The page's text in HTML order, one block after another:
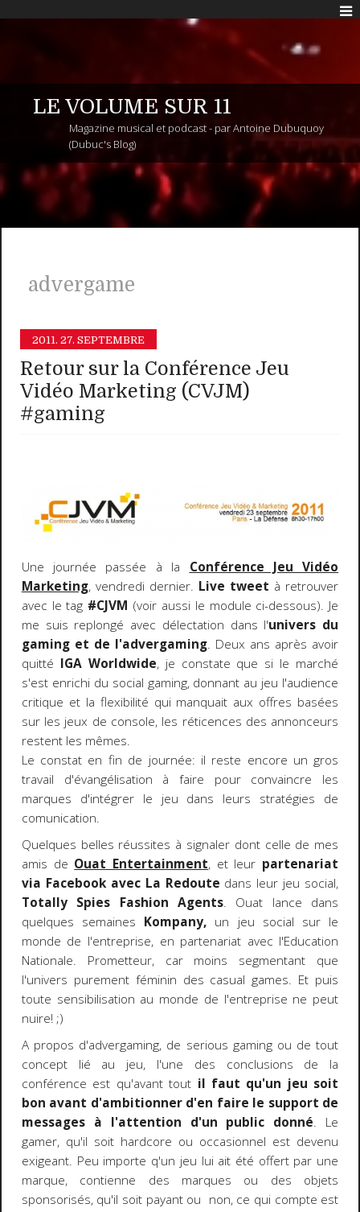
LE VOLUME SUR 11
Magazine musical et podcast - par Antoine Dubuquoy
(Dubuc's Blog)
advergame
2011. 27. SEPTEMBRE
Retour sur la Conférence Jeu
Vidéo Marketing (CVJM)
#gaming
Une journée passée à la Conférence Jeu Vidéo
Marketing, vendredi dernier. Live tweet à retrouver
avec le tag #CJVM (voir aussi le module ci-dessous). Je
me suis replongé avec délectation dans l'univers du
gaming et de l'advergaming. Deux ans après avoir
quitté IGA Worldwide, je constate que si le marché
s'est enrichi du social gaming, donnant au jeu l'audience
critique et la flexibilité qui manquait aux offres basées
sur les jeux de console, les réticences des annonceurs
restent les mêmes.
Le constat en fin de journée: il reste encore un gros
travail d'évangélisation à faire pour convaincre les
marques d'intégrer le jeu dans leurs stratégies de
comunication.
Quelques belles réussites à signaler dont celle de mes
amis de Ouat Entertainment, et leur partenariat
via Facebook avec La Redoute dans leur jeu social,
Totally Spies Fashion Agents. Ouat lance dans
quelques semaines Kompany, un jeu social sur le
monde de l'entreprise, en partenariat avec l'Education
Nationale. Prometteur, car moins segmentant que
l'univers purement féminin des casual games. Et puis
toute sensibilisation au monde de l'entreprise ne peut
nuire! ;)
A propos d'advergaming, de serious gaming ou de tout
concept lié au jeu, l'une des conclusions de la
conférence est qu'avant tout il faut qu'un jeu soit
bon avant d'ambitionner d'en faire le support de
messages à l'attention d'un public donné. Le
gamer, qu'il soit hardcore ou occasionnel est devenu
exigeant. Peu importe q'un jeu lui ait été offert par une
marque, contienne des marques ou des objets
sponsorisés, qu'il soit payant ou non, ce qui compte est